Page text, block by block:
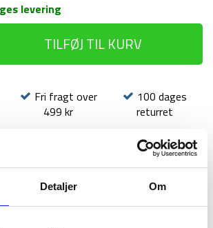
Detaljer Om
levering
TILFØJ TIL KURV
Fri fragt over
499 kr
100 dages
returret